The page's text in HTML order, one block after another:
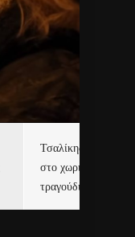
Τσαλίκης,
στο χωριό του Άι
τραγούδι και video